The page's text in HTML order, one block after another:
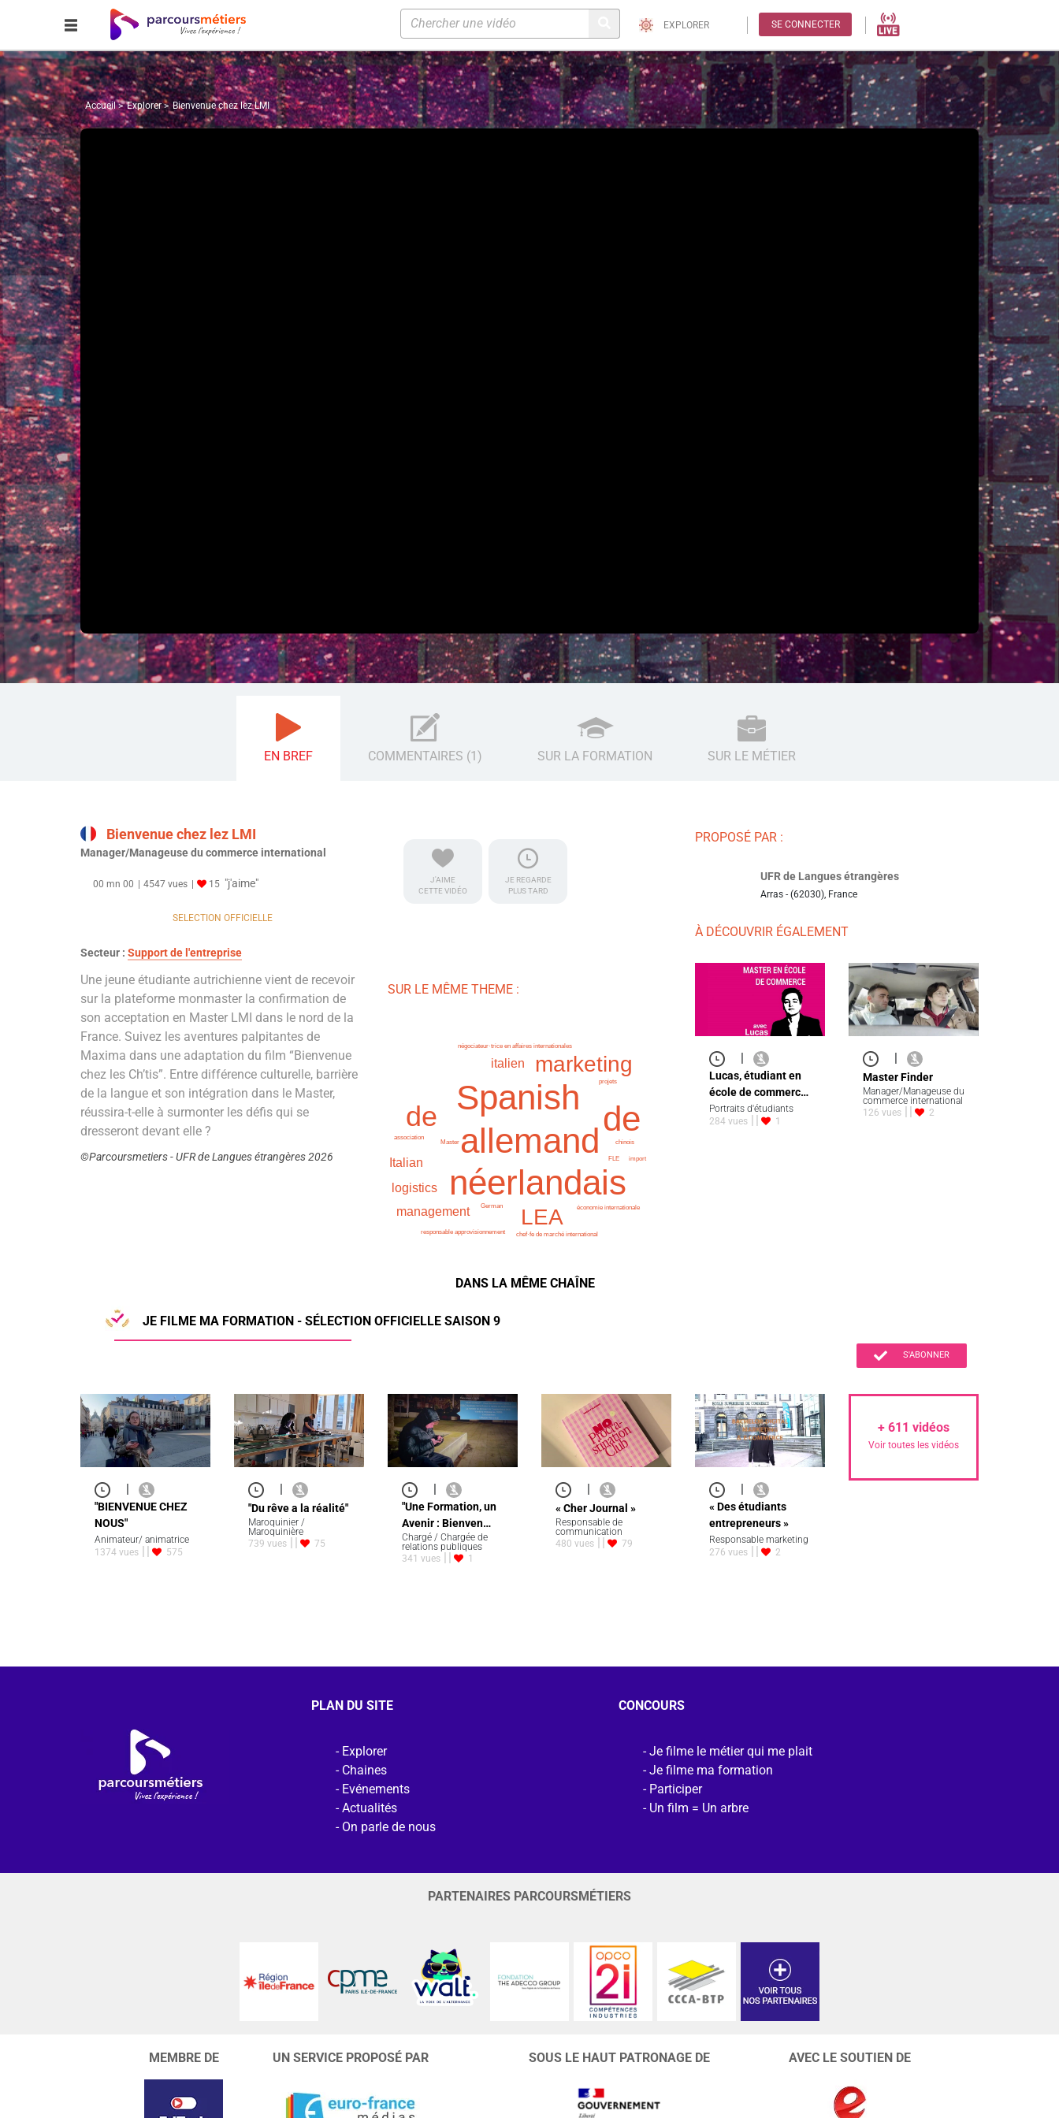
EXPLORER SE CONNECTER
Accueil Explorer Bienvenue chez lez LMI
EN BREF COMMENTAIRES (1) SUR LA FORMATION SUR LE MÉTIER
Bienvenue chez lez LMI
Manager/Manageuse du commerce international
00 mn 00 4547 vues 15 "j'aime"
SELECTION OFFICIELLE
Secteur : Support de l'entreprise
Une jeune étudiante autrichienne vient de recevoir
sur la plateforme monmaster la confirmation de
son acceptation en Master LMI dans le nord de la
France. Suivez les aventures palpitantes de
Maxima dans une adaptation du film “Bienvenue
chez les Ch’tis”. Entre différence culturelle, barrière
de la langue et son intégration dans le Master,
réussira-t-elle à surmonter les défis qui se
dresseront devant elle ?
©Parcoursmetiers - UFR de Langues étrangères 2026
J'AIME
CETTE VIDÉO
JE REGARDE
PLUS TARD
SUR LE MÊME THEME :
allemand
Spanish
néerlandais
de
de
LEA
marketing
italien
Italian
management
logistics
Master
FLE
German
chinois
économie internationale
import
projets
association
négociateur·trice en affaires internationales
chef·fe de marché international
responsable approvisionnement
PROPOSÉ PAR :
UFR de Langues étrangères
Arras - (62030), France
À DÉCOUVRIR ÉGALEMENT
Lucas, étudiant en
école de commerc…
Portraits d'étudiants
284 vues
1
Master Finder
Manager/Manageuse du
commerce international
126 vues
2
DANS LA MÊME CHAÎNE
JE FILME MA FORMATION - SÉLECTION OFFICIELLE SAISON 9
S'ABONNER
"BIENVENUE CHEZ
NOUS"
Animateur/ animatrice
1374 vues
575
"Du rêve a la réalité"
Maroquinier /
Maroquinière
739 vues
75
"Une Formation, un
Avenir : Bienven…
Chargé / Chargée de
relations publiques
341 vues
1
« Cher Journal »
Responsable de
communication
480 vues
79
« Des étudiants
entrepreneurs »
Responsable marketing
276 vues
2
+ 611 vidéos
Voir toutes les vidéos
PLAN DU SITE
Explorer
Chaines
Evénements
Actualités
On parle de nous
CONCOURS
Je filme le métier qui me plait
Je filme ma formation
Participer
Un film = Un arbre
PARTENAIRES PARCOURSMÉTIERS
MEMBRE DE UN SERVICE PROPOSÉ PAR SOUS LE HAUT PATRONAGE DE AVEC LE SOUTIEN DE